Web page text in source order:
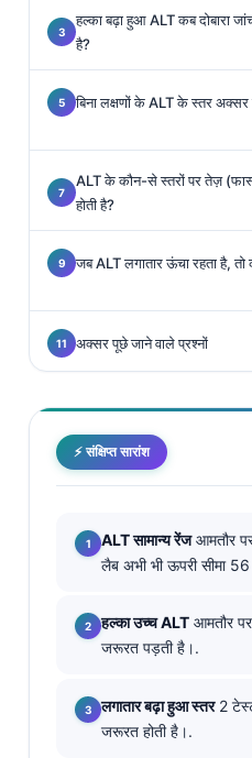
हल्का बढ़ा हुआ ALT कब दोबारा
है?
बिना लक्षणों के ALT के स्तर
ALT के कौन-से स्तरों पर तेज़
होती है?
जब ALT लगातार ऊंचा रहता है,
अक्सर पूछे जाने वाले प्रश्नों
⚡ संक्षिप्त सारांश
ALT सामान्य रेंजआमतौर
लैब अभी भी ऊपरी सीमा
हल्का उच्च ALT आमतौर
जरूरत पड़ती है।.
लगातार बढ़ा हुआ स्तर2
जरूरत होती है।.